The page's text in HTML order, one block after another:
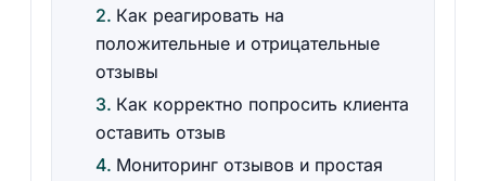
Как реагировать на
положительные и отрицательные
отзывы
Как корректно попросить клиента
оставить отзыв
Мониторинг отзывов и простая